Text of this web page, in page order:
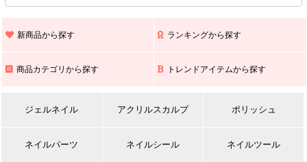
上記期間中のご注文・お問い合わせは8/17(月)以降の対応となりますので
また､ 九州全域でお荷物のお届けに遅延が生じております｡
新商品から探す ランキングから探す
商品カテゴリから探す トレンドアイテムから探す
ジェルネイル アクリルスカルプ ポリッシュ
ネイルパーツ ネイルシール ネイルツール